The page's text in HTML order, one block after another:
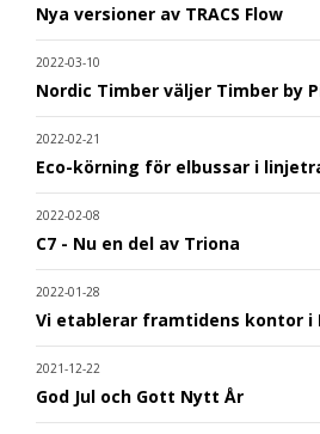
Nya versioner av TRACS Flow
2022-03-10
Nordic Timber väljer Timber by
2022-02-21
Eco-körning för elbussar i
2022-02-08
C7 - Nu en del av Triona
2022-01-28
Vi etablerar framtidens kontor i
2021-12-22
God Jul och Gott Nytt År